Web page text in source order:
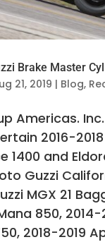
Brake Master
21, 2019 | Blog,
Americas.
2016-
1400 and
Guzzi
MGX 21
850, 2014-
2018-2019